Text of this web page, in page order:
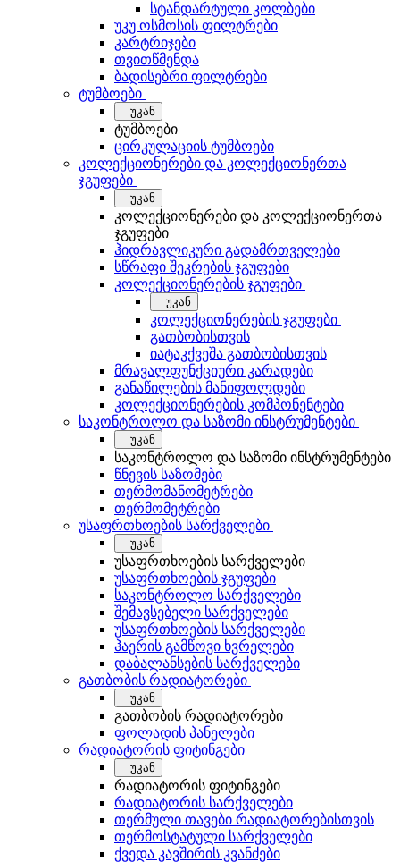
სტანდარტული კოლბები
უკუ ოსმოსის ფილტრები
კარტრიჯები
თვითწმენდა
ბადისებრი ფილტრები
ტუმბოები
უკან
ტუმბოები
ცირკულაციის ტუმბოები
კოლექციონერები და კოლექციონერთა
ჯგუფები
უკან
კოლექციონერები და კოლექციონერთა
ჯგუფები
ჰიდრავლიკური გადამრთველები
სწრაფი შეკრების ჯგუფები
კოლექციონერების ჯგუფები
უკან
კოლექციონერების ჯგუფები
გათბობისთვის
იატაკქვეშა გათბობისთვის
მრავალფუნქციური კარადები
განაწილების მანიფოლდები
კოლექციონერების კომპონენტები
საკონტროლო და საზომი ინსტრუმენტები
უკან
საკონტროლო და საზომი ინსტრუმენტები
წნევის საზომები
თერმომანომეტრები
თერმომეტრები
უსაფრთხოების სარქველები
უკან
უსაფრთხოების სარქველები
უსაფრთხოების ჯგუფები
საკონტროლო სარქველები
შემავსებელი სარქველები
უსაფრთხოების სარქველები
ჰაერის გამწოვი ხვრელები
დაბალანსების სარქველები
გათბობის რადიატორები
უკან
გათბობის რადიატორები
ფოლადის პანელები
რადიატორის ფიტინგები
უკან
რადიატორის ფიტინგები
რადიატორის სარქველები
თერმული თავები რადიატორებისთვის
თერმოსტატული სარქველები
ქვედა კავშირის კვანძები